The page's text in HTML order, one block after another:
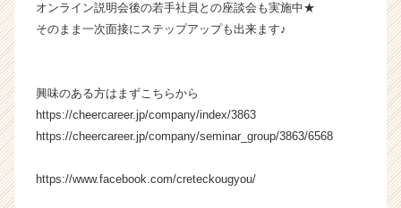
ン】
|
チ
ャ
ー・
企
オンライン説明会後の若手社員との座談会も実施中★
そのまま一次面接にステップアップも出来ます♪
興味のある方はまずこちらから
https://cheercareer.jp/company/index/3863
https://cheercareer.jp/company/seminar_group/3863/6568
https://www.facebook.com/creteckougyou/